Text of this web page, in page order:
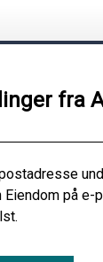
fra
på e-